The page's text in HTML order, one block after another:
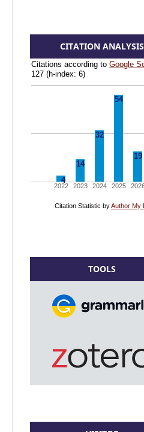
CITATION ANALYSIS
TOOLS